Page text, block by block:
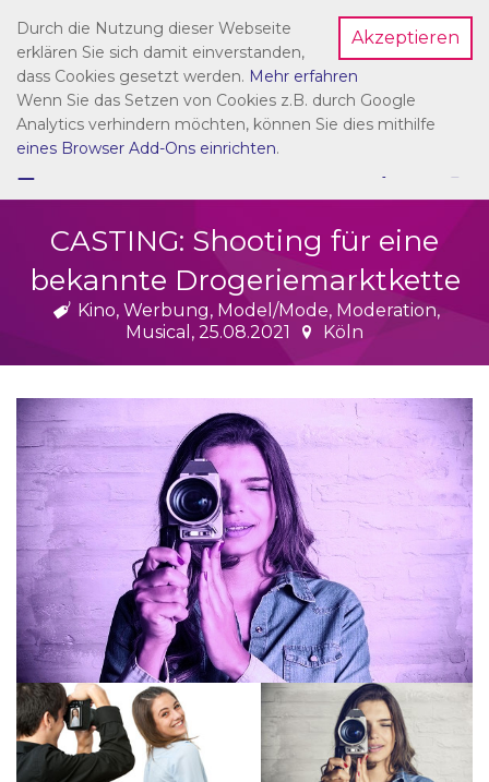
Dein Account
☰
CASTING: Shooting für eine
bekannte Drogeriemarktkette
Kino, Werbung, Model/Mode, Moderation,
Musical, 25.08.2021
Köln
Akzeptieren
Durch die Nutzung dieser Webseite
erklären Sie sich damit einverstanden,
dass Cookies gesetzt werden. Mehr erfahren
Wenn Sie das Setzen von Cookies z.B. durch Google
Analytics verhindern möchten, können Sie dies mithilfe
eines Browser Add-Ons einrichten.